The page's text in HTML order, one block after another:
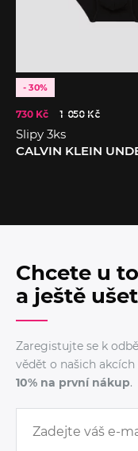
- 30%
730 Kč 1 050 Kč
Slipy 3ks
CALVIN KLEIN
Chcete u
a ještě
Zaregistujte se k
vědět o našich
10% na první nákup.